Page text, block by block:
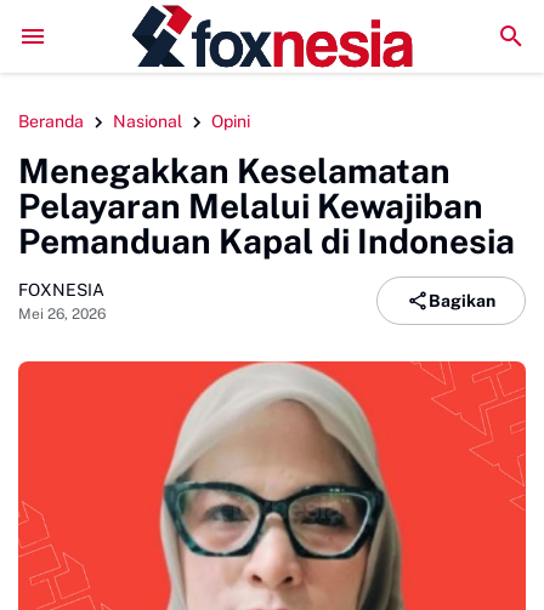
Perkuat Kolaborasi Pengembangan Pariwisata
Beranda Nasional Opini
Menegakkan Keselamatan
Pelayaran Melalui Kewajiban
Pemanduan Kapal di Indonesia
FOXNESIA
Mei 26, 2026
Bagikan